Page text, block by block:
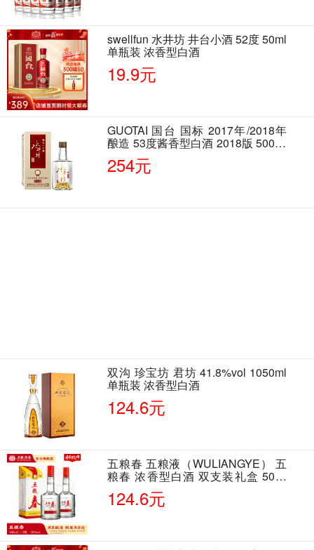
swellfun 水井坊 井台小酒 52度 50ml
单瓶装 浓香型白酒
19.9元
GUOTAI 国台 国标 2017年/2018年
酿造 53度酱香型白酒 2018版 500ml
单瓶装
254元
双沟 珍宝坊 君坊 41.8%vol 1050ml
单瓶装 浓香型白酒
124.6元
五粮春 五粮液（WULIANGYE） 五
粮春 浓香型白酒 双支装礼盒 50度
500ml*2瓶 含酒具
124.6元